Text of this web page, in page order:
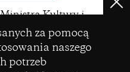
za pomocą
naszego
potrzeb
Ministra Kultury i
z Funduszu
funduszu celowego